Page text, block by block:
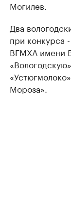
Могилев.
Два
при конкурса
ВГМХА имени
Мороза».